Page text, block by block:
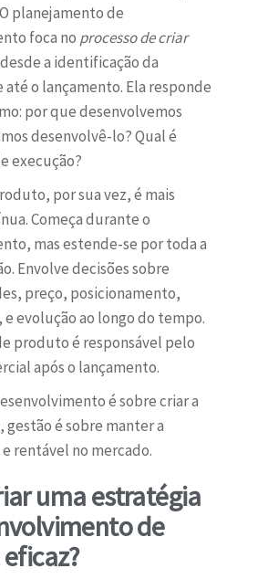
planejamento de
foca no processo de criar
a identificação da
o lançamento. Ela responde
por que desenvolvemos
desenvolvê-lo? Qual é
execução?
por sua vez, é mais
Começa durante o
mas estende-se por toda a
Envolve decisões sobre
preço, posicionamento,
evolução ao longo do tempo.
produto é responsável pelo
após o lançamento.
é sobre criar a
gestão é sobre manter a
rentável no mercado.
uma estratégia
de